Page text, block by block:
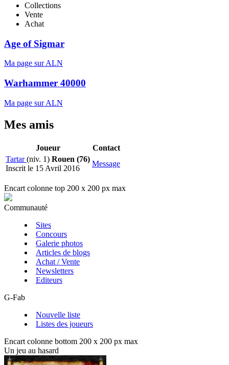
Collections
Vente
Achat
Age of Sigmar
Ma page sur ALN
Warhammer 40000
Ma page sur ALN
Mes amis
Joueur
Contact
Tartar(niv. 1) Rouen (76)
Inscrit le 15 Avril 2016
Message
Encart colonne top 200 x 200 px max
Communauté
Sites
Concours
Galerie photos
Articles de blogs
Achat / Vente
Newsletters
Editeurs
G-Fab
Nouvelle liste
Listes des joueurs
Encart colonne bottom 200 x 200 px max
Un jeu au hasard